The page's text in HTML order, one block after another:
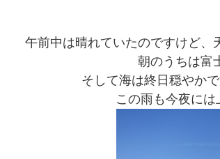
午前中は晴れていたのですけど、
朝のうちは富
そして海は終日穏やか
この雨も今夜に